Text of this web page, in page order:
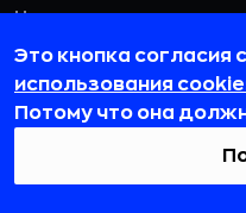
Чек-листы
ТЕГИ
Реклама
Искусственный
Это кнопка согласия
использования
Потому что она